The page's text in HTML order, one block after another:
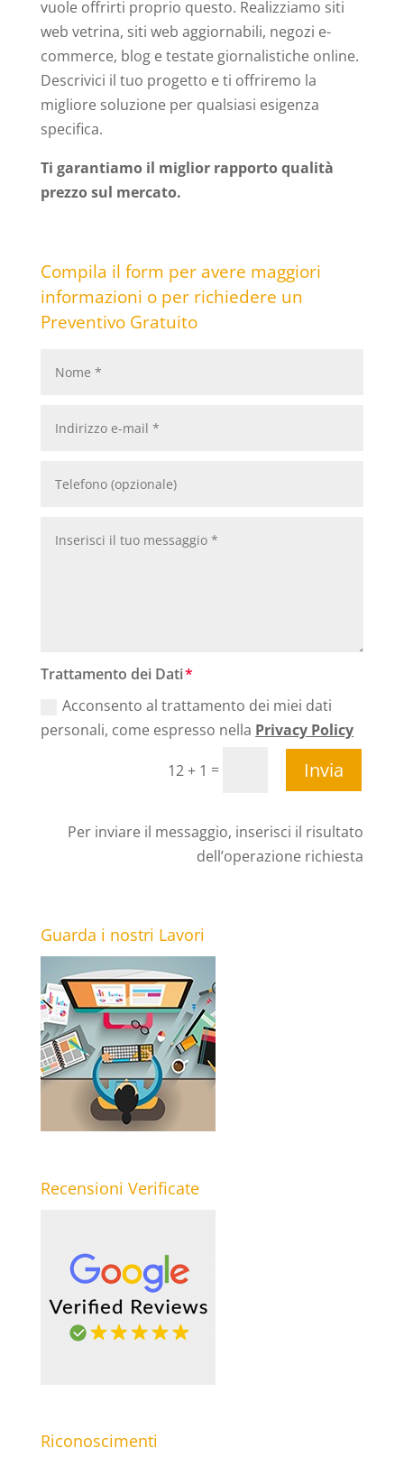
vuole offrirti proprio questo. Realizziamo siti
web vetrina, siti web aggiornabili, negozi e-
commerce, blog e testate giornalistiche online.
Descrivici il tuo progetto e ti offriremo la
migliore soluzione per qualsiasi esigenza
specifica.
Ti garantiamo il miglior rapporto qualità
prezzo sul mercato.
Compila il form per avere maggiori
informazioni o per richiedere un
Preventivo Gratuito
Trattamento dei Dati
Acconsento al trattamento dei miei dati
personali, come espresso nella Privacy Policy
12 + 1 = Invia
Per inviare il messaggio, inserisci il risultato
dell’operazione richiesta
Guarda i nostri Lavori
Recensioni Verificate
Riconoscimenti